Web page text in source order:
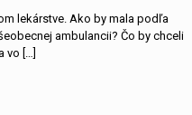
lekárstve. Ako by mala podľa
ambulancii? Čo by chceli
vo […]